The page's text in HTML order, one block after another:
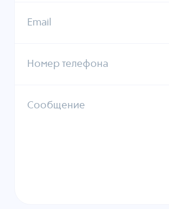
Email
Номер телефона
Сообщение